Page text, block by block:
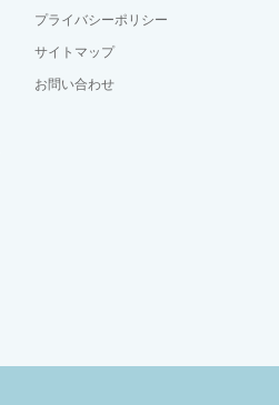
プライバシーポリシー
サイトマップ
お問い合わせ